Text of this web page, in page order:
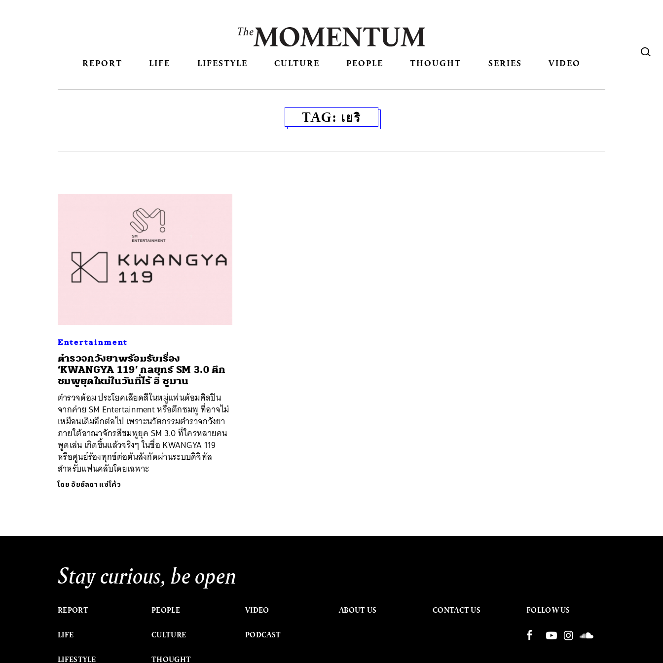
REPORT LIFE LIFESTYLE CULTURE PEOPLE THOUGHT SERIES VIDEO
TAG: เยริ
Entertainment
ตำรวจกวังยาพร้อมรับเรื่อง
‘KWANGYA 119’ กลยุทธ์ SM 3.0 ตึก
ชมพูยุคใหม่ในวันที่ไร้ อี ซูมาน
ตำรวจด้อม ประโยคเสียดสีในหมู่แฟนด้อมศิลปิน
จากค่าย SM Entertainment หรือตึกชมพู ที่อาจไม่
เหมือนเดิมอีกต่อไป เพราะนวัตกรรมตำรวจกวังยา
ภายใต้อาณาจักรสีชมพูยุค SM 3.0 ที่ใครหลายคน
พูดเล่น เกิดขึ้นแล้วจริงๆ ในชื่อ KWANGYA 119
หรือศูนย์ร้องทุกข์ต่อต้นสังกัดผ่านระบบดิจิทัล
สำหรับแฟนคลับโดยเฉพาะ
โดย อัยย์ลดา แซ่โค้ว
Stay curious, be open
REPORT
LIFE
LIFESTYLE
PEOPLE
CULTURE
THOUGHT
VIDEO
PODCAST
ABOUT US CONTACT US FOLLOW US